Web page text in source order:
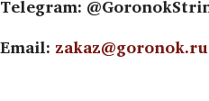
Telegram:
Email: zakaz@goronok.ru